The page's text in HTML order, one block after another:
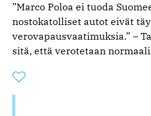
”Marco Poloa ei tuoda
nostokatolliset autot eivät
verovapausvaatimuksia.” –
sitä, että verotetaan
Tykkää
kommentista